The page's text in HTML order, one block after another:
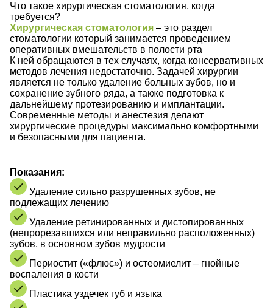
Что такое хирургическая стоматология, когда
требуется?
Хирургическая стоматология – это раздел
стоматологии который занимается проведением
оперативных вмешательств в полости рта
К ней обращаются в тех случаях, когда консервативных
методов лечения недостаточно. Задачей хирургии
является не только удаление больных зубов, но и
сохранение зубного ряда, а также подготовка к
дальнейшему протезированию и имплантации.
Современные методы и анестезия делают
хирургические процедуры максимально комфортными
и безопасными для пациента.
Показания:
Удаление сильно разрушенных зубов, не
подлежащих лечению
Удаление ретинированных и дистопированных
(непрорезавшихся или неправильно расположенных)
зубов, в основном зубов мудрости
Периостит («флюс») и остеомиелит – гнойные
воспаления в кости
Пластика уздечек губ и языка